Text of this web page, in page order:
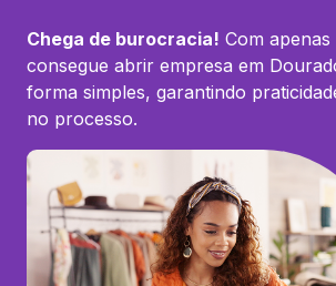
Chega de burocracia! Com apenas
consegue abrir empresa em
forma simples, garantindo
no processo.